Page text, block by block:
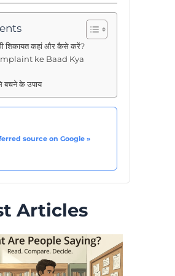
शिकायत कहां और कैसे करें?
ke Baad Kya
बचने के उपाय
source on Google »
Articles